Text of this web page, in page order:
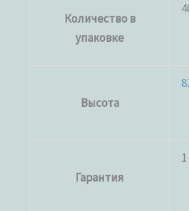
Количество в
упаковке
Высота
Гарантия